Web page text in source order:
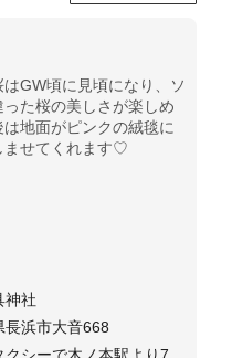
GW頃に見頃になり、ソ
た桜の美しさが楽しめ
地面がピンクの絨毯に
ませてくれます♡
神社
長浜市大音668
クシーで木ノ本駅より7